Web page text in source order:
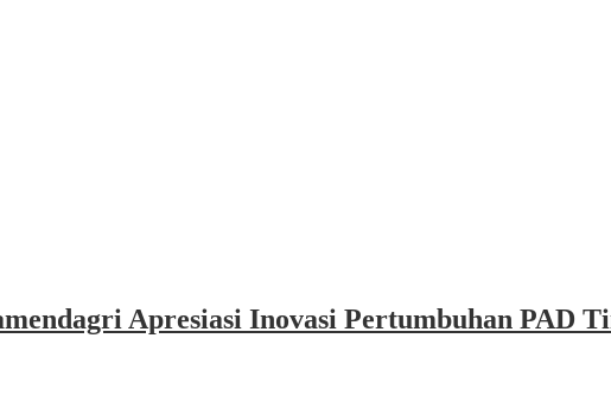
Apresiasi Inovasi Pertumbuhan PAD